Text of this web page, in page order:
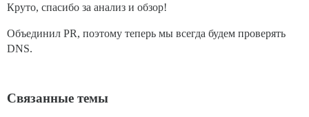
Круто, спасибо за анализ и обзор!
Объединил PR, поэтому теперь мы всегда будем проверять
DNS.
Связанные темы